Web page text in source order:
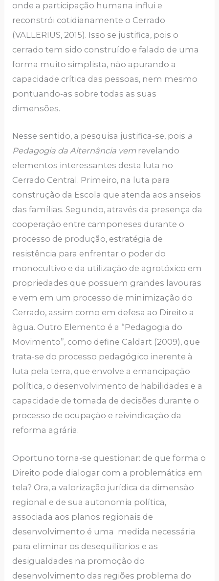
onde a participação humana influi e
reconstrói cotidianamente o Cerrado
(VALLERIUS, 2015). Isso se justifica, pois o
cerrado tem sido construído e falado de uma
forma muito simplista, não apurando a
capacidade crítica das pessoas, nem mesmo
pontuando-as sobre todas as suas
dimensões.
Nesse sentido, a pesquisa justifica-se, pois a
Pedagogia da Alternância vem revelando
elementos interessantes desta luta no
Cerrado Central. Primeiro, na luta para
construção da Escola que atenda aos anseios
das famílias. Segundo, através da presença da
cooperação entre camponeses durante o
processo de produção, estratégia de
resistência para enfrentar o poder do
monocultivo e da utilização de agrotóxico em
propriedades que possuem grandes lavouras
e vem em um processo de minimização do
Cerrado, assim como em defesa ao Direito a
àgua. Outro Elemento é a “Pedagogia do
Movimento”, como define Caldart (2009), que
trata-se do processo pedagógico inerente à
luta pela terra, que envolve a emancipação
política, o desenvolvimento de habilidades e a
capacidade de tomada de decisões durante o
processo de ocupação e reivindicação da
reforma agrária.
Oportuno torna-se questionar: de que forma o
Direito pode dialogar com a problemática em
tela? Ora, a valorização jurídica da dimensão
regional e de sua autonomia política,
associada aos planos regionais de
desenvolvimento é uma medida necessária
para eliminar os desequilíbrios e as
desigualdades na promoção do
desenvolvimento das regiões problema do